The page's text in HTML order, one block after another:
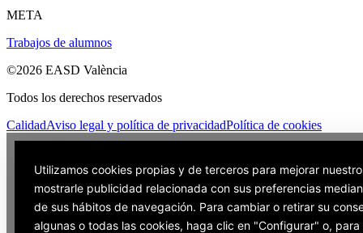
META
Trabajos de alumnos
©2026 EASD València
Todos los derechos reservados
CalidadAviso legal y política de privacidadPolítica de cookies
Utilizamos cookies propias y de terceros para mejorar
mostrarle publicidad relacionada con sus preferencias
de sus hábitos de navegación. Para cambiar o retirar su
algunas o todas las cookies, haga clic en "Configurar" o, para